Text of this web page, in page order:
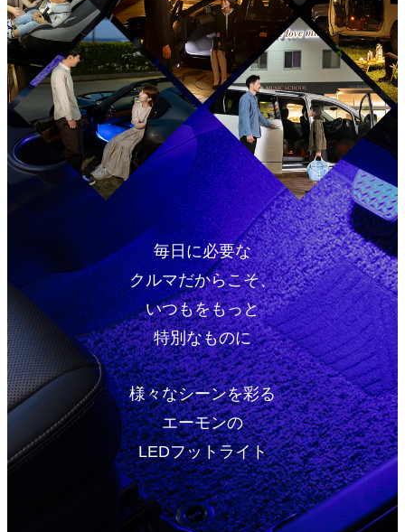
毎日に必要な
クルマだからこそ、
いつもをもっと
特別なものに
様々なシーンを彩る
エーモンの
LEDフットライト